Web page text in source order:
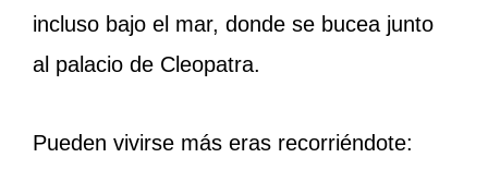
incluso bajo el mar, donde se bucea junto
al palacio de Cleopatra.
Pueden vivirse más eras recorriéndote: